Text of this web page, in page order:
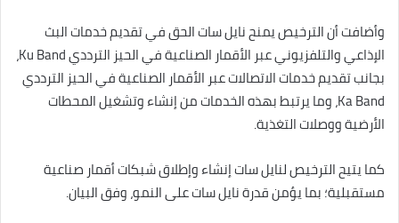
وأضافت أن الترخيص يمنح نايل سات الحق في تقديم خدمات البث
الإذاعي والتلفزيوني عبر الأقمار الصناعية في الحيز الترددي Ku Band،
بجانب تقديم خدمات الاتصالات عبر الأقمار الصناعية في الحيز الترددي
Ka Band، وما يرتبط بهذه الخدمات من إنشاء وتشغيل المحطات
الأرضية ووصلات التغذية.
كما يتيح الترخيص لنايل سات إنشاء وإطلاق شبكات أقمار صناعية
مستقبلية؛ بما يؤمن قدرة نايل سات على النمو، وفق البيان.